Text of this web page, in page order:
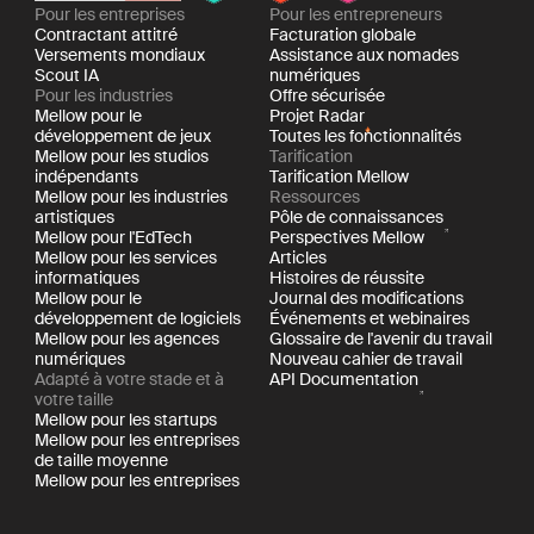
Pour les entreprises
Contractant attitré
Versements mondiaux
Scout IA
Pour les industries
Mellow pour le
développement de jeux
Mellow pour les studios
indépendants
Mellow pour les industries
artistiques
Mellow pour l'EdTech
Mellow pour les services
informatiques
Mellow pour le
développement de logiciels
Mellow pour les agences
numériques
Adapté à votre stade et à
votre taille
Mellow pour les startups
Mellow pour les entreprises
de taille moyenne
Mellow pour les entreprises
Pour les entrepreneurs
Facturation globale
Assistance aux nomades
numériques
Offre sécurisée
Projet Radar
Toutes les fonctionnalités
Tarification
Tarification Mellow
Ressources
Pôle de connaissances
Perspectives Mellow
Articles
Histoires de réussite
Journal des modifications
Événements et webinaires
Glossaire de l'avenir du travail
Nouveau cahier de travail
API Documentation